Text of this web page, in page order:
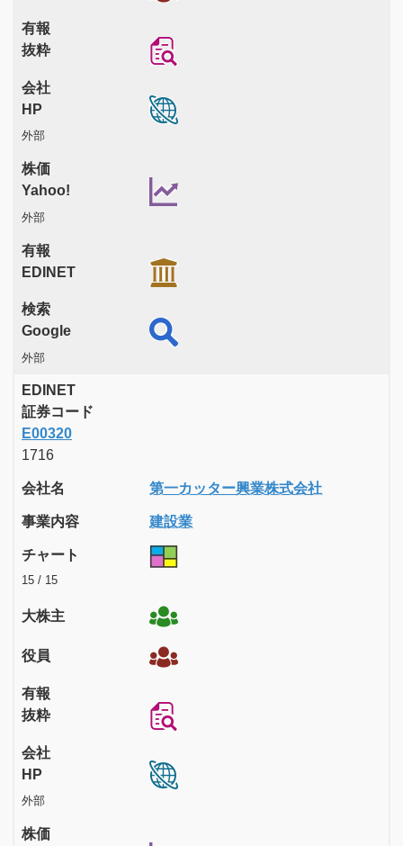
有報
抜粋
会社
HP
外部
株価
Yahoo!
外部
有報
EDINET
検索
Google
外部
EDINET
証券コード
E00320
1716
会社名 第一カッター興業株式会社
事業内容 建設業
チャート
15 / 15
大株主
役員
有報
抜粋
会社
HP
外部
株価